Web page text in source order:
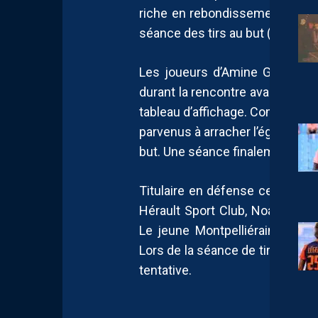
riche en rebondissements,
séance des tirs au but (3-3, 4-2
Les joueurs d’Amine
durant la rencontre avant de
tableau d’affichage. Combatifs
parvenus à arracher
but. Une séance finalement
Titulaire en défense centrale,
Hérault Sport Club, Noam
Le jeune Montpelliérain
Lors de la séance de tirs au
tentative.